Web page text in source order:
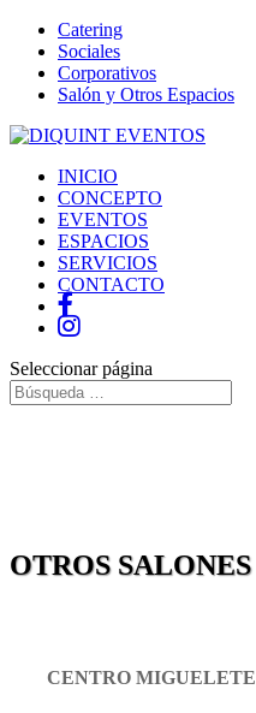
Catering
Sociales
Corporativos
Salón y Otros Espacios
INICIO
CONCEPTO
EVENTOS
ESPACIOS
SERVICIOS
CONTACTO
Seleccionar página
OTROS SALONES
CENTRO MIGUELETE